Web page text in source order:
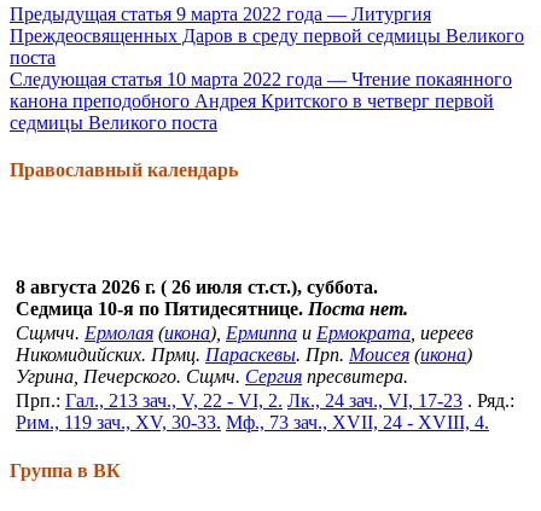
Продолжить
чтение
Предыдущая статья 9 марта 2022 года — Литургия
Преждеосвященных Даров в среду первой седмицы Великого
поста
Следующая статья 10 марта 2022 года — Чтение покаянного
канона преподобного Андрея Критского в четверг первой
седмицы Великого поста
Православный календарь
8 августа 2026 г. ( 26 июля ст.ст.), суббота.
Седмица 10-я по Пятидесятнице. Поста нет.
Сщмчч. Ермолая (икона), Ермиппа и Ермократа , иереев
Никомидийских. Прмц. Параскевы. Прп. Моисея (икона)
Угрина, Печерского. Сщмч. Сергия пресвитера.
Прп.: Гал., 213 зач., V, 22 - VI, 2. Лк., 24 зач., VI, 17-23 . Ряд.:
Рим., 119 зач., XV, 30-33. Мф., 73 зач., XVII, 24 - XVIII, 4.
Группа в ВК